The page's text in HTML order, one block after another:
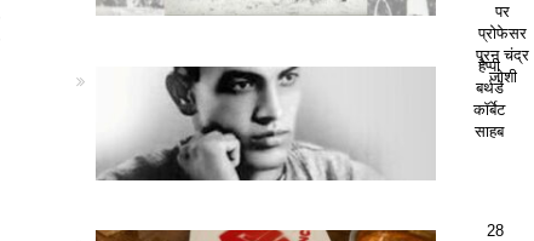
पर
प्रोफेसर
पूरन चंद्र
जोशी
हैप्पी
बर्थडे
कॉर्बेट
साहब
28